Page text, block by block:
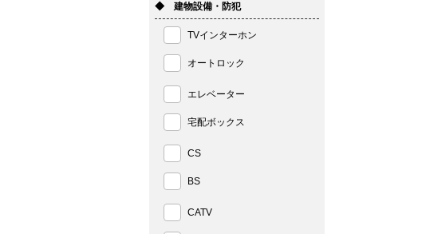
◆ 建物設備・防犯
TVインターホン
オートロック
エレベーター
宅配ボックス
CS
BS
CATV